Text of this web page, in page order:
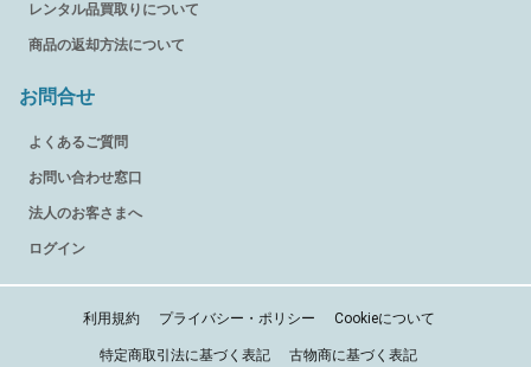
レンタル品買取りについて
商品の返却方法について
お問合せ
よくあるご質問
お問い合わせ窓口
法人のお客さまへ
ログイン
利用規約 プライバシー・ポリシー Cookieについて
特定商取引法に基づく表記 古物商に基づく表記